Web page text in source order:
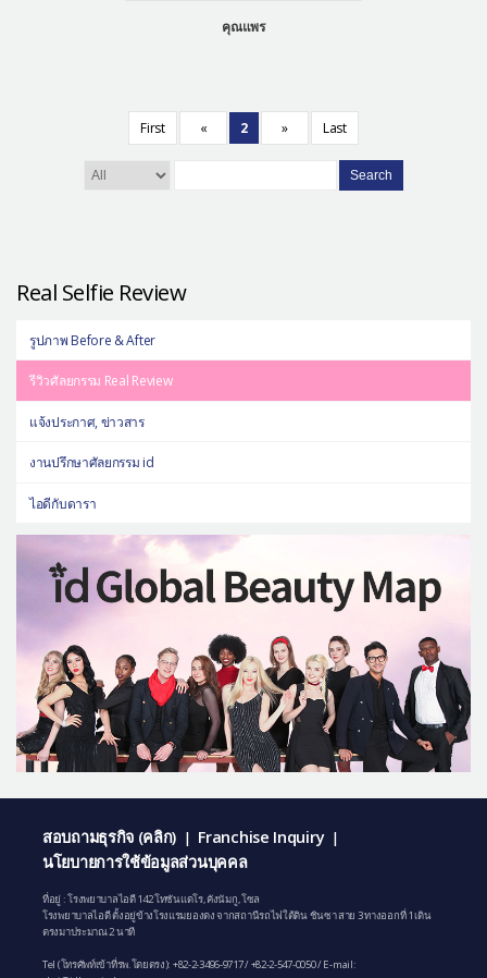
คุณแพร
First « 2 » Last
Search
Real Selfie Review
รูปภาพ Before & After
รีวิวศัลยกรรม Real Review
แจ้งประกาศ, ข่าวสาร
งานปรึกษาศัลยกรรม id
ไอดีกับดารา
สอบถามธุรกิจ (คลิก) | Franchise Inquiry |
นโยบายการใช้ข้อมูลส่วนบุคคล
ที่อยู่ : โรงพยาบาลไอดี 142 โทซันแดโร, คังนัมกู, โซล
โรงพยาบาลไอดี ตั้งอยู่ข้างโรงแรมยองดง จากสถานีรถไฟใต้ดิน ชินซา สาย 3 ทางออกที่ 1 เดิน
ตรงมาประมาณ 2 นาที
Tel (โทรศัพท์เข้าที่รพ.โดยตรง): +82-2-3496-9717/+82-2-547-0050/ E-mail: